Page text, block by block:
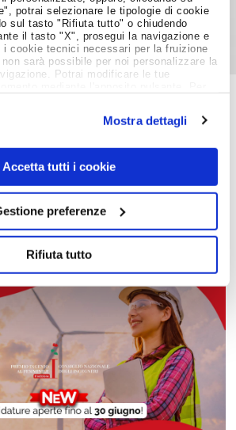
potrai selezionare le tipologie di cookie
sul tasto "Rifiuta tutto" o chiudendo
il tasto "X", prosegui la navigazione e
cookie tecnici necessari per la fruizione
sarà possibile per noi personalizzare la
Potrai modificare le tue
Mostra dettagli
Accetta tutti i cookie
preferenze
Rifiuta tutto
del Lavoro